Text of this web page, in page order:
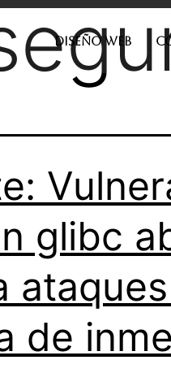
DISEÑO WEB
glibc
de